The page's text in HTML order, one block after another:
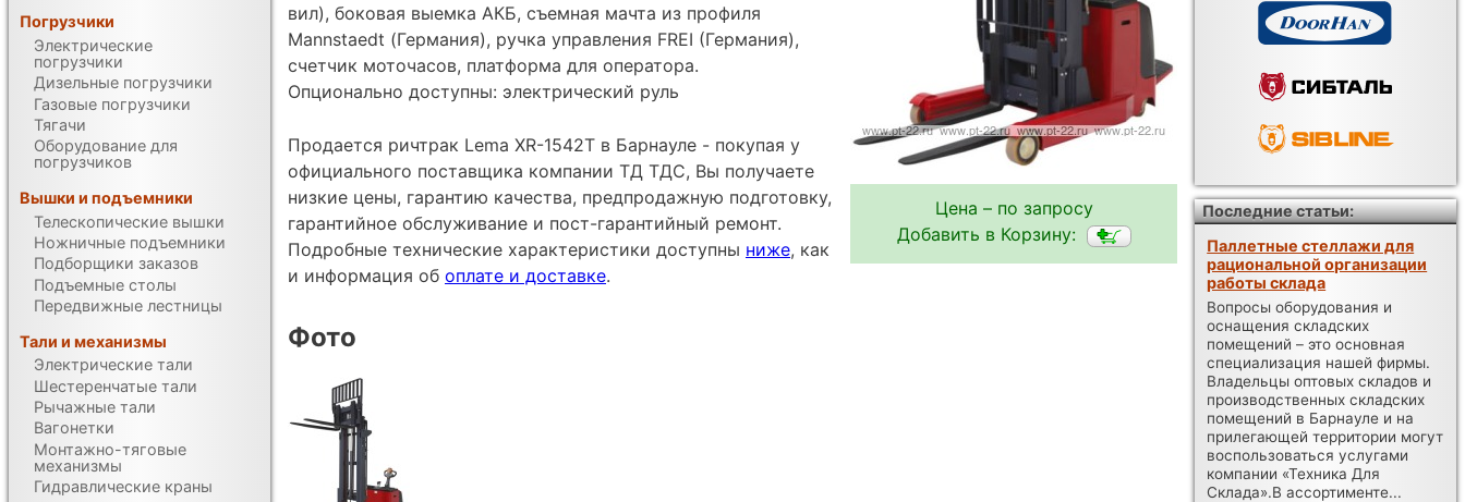
Цена – по запросу
Добавить в Корзину:
вил), боковая выемка АКБ, съемная мачта из профиля
Mannstaedt (Германия), ручка управления FREI (Германия),
счетчик моточасов, платформа для оператора.
Опционально доступны: электрический руль
Продается ричтрак Lema XR-1542T в Барнауле - покупая у
официального поставщика компании ТД ТДС, Вы получаете
низкие цены, гарантию качества, предпродажную подготовку,
гарантийное обслуживание и пост-гарантийный ремонт.
Подробные технические характеристики доступны ниже, как
и информация об оплате и доставке.
Фото
Погрузчики
Электрические
погрузчики
Дизельные погрузчики
Газовые погрузчики
Тягачи
Оборудование для
погрузчиков
Вышки и подъемники
Телескопические вышки
Ножничные подъемники
Подборщики заказов
Подъемные столы
Передвижные лестницы
Тали и механизмы
Электрические тали
Шестеренчатые тали
Рычажные тали
Вагонетки
Монтажно-тяговые
механизмы
Гидравлические краны
Последние статьи:
Паллетные стеллажи для
рациональной организации
работы склада
Вопросы оборудования и
оснащения складских
помещений – это основная
специализация нашей фирмы.
Владельцы оптовых складов и
производственных складских
помещений в Барнауле и на
прилегающей территории могут
воспользоваться услугами
компании «Техника Для
Склада».В ассортименте...